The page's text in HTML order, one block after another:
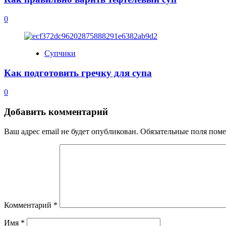
0
Супчики
Как подготовить гречку для супа
0
Добавить комментарий
Ваш адрес email не будет опубликован. Обязательные поля
Комментарий *
Имя *